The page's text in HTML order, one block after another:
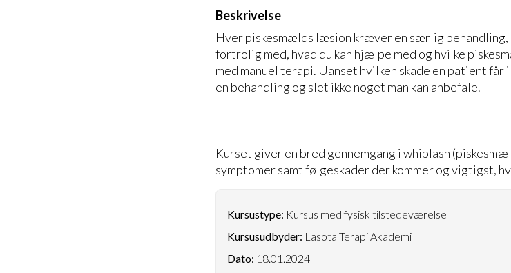
Beskrivelse
Hver piskesmælds læsion kræver en særlig
fortrolig med, hvad du kan hjælpe med og hvilke
med manuel terapi. Uanset hvilken skade en patient får
en behandling og slet ikke noget man kan anbefale.
Kurset giver en bred gennemgang i whiplash
symptomer samt følgeskader der kommer og vigtigst,
Kursustype: Kursus med fysisk tilstedeværelse
Kursusudbyder: Lasota Terapi Akademi
Dato: 18.01.2024